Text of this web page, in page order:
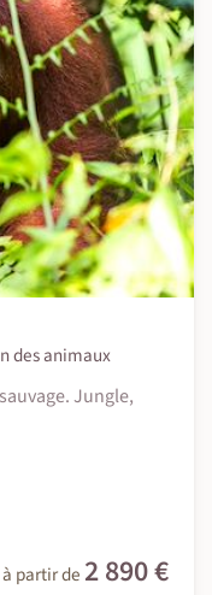
des animaux
Jungle,
à partir de 2 890 €